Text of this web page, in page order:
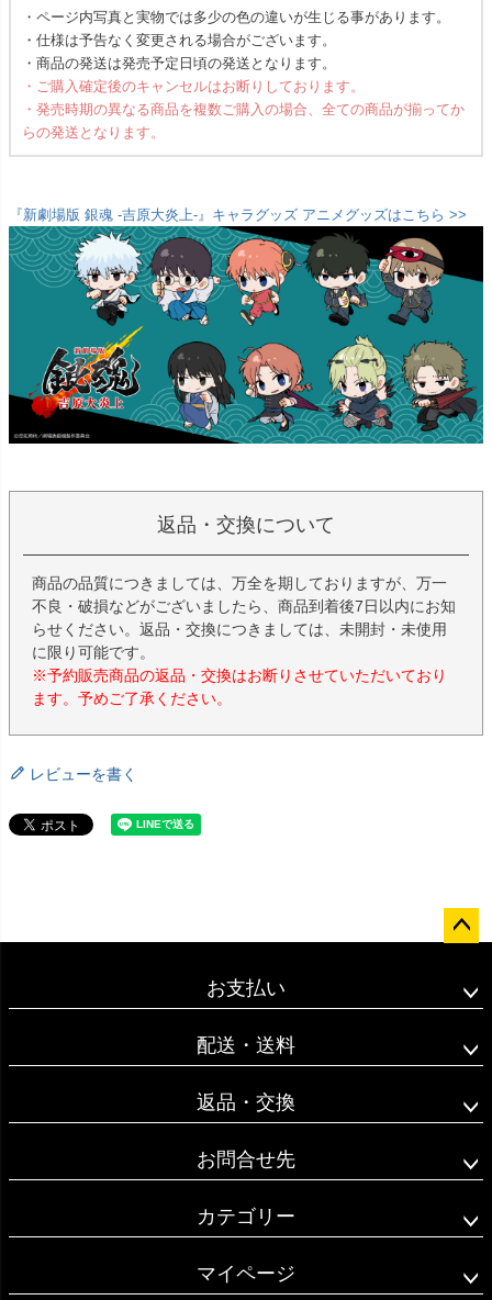
・ページ内写真と実物では多少の色の違いが生じる事があります。
・仕様は予告なく変更される場合がございます。
・商品の発送は発売予定日頃の発送となります。
・ご購入確定後のキャンセルはお断りしております。
・発売時期の異なる商品を複数ご購入の場合、全ての商品が揃ってか
らの発送となります。
『新劇場版 銀魂 -吉原大炎上-』キャラグッズ アニメグッズはこちら >>
返品・交換について
商品の品質につきましては、万全を期しておりますが、万一
不良・破損などがございましたら、商品到着後7日以内にお知
らせください。返品・交換につきましては、未開封・未使用
に限り可能です。
※予約販売商品の返品・交換はお断りさせていただいており
ます。予めご了承ください。
レビューを書く
ップ
お支払い
配送・送料
返品・交換
お問合せ先
カテゴリー
マイページ